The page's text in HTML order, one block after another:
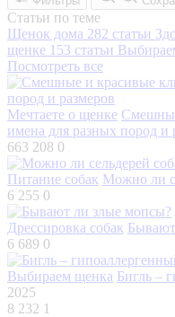
Статьи по теме
Щенок дома 282 статьи
щенке 153 статьи
Посмотреть все
Мечтаете о щенке
имена для разных пород и
663 208 0
Питание собак Можно ли
6 255 0
Дрессировка собак
6 689 0
Выбираем щенка Бигль –
2025
8 232 1